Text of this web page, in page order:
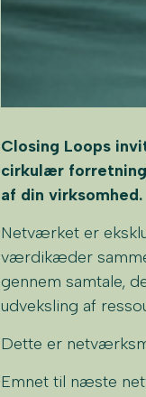
Closing Loops
cirkulær
af din virksomhed.
Netværket er
værdikæder
gennem samtale,
udveksling af
Dette er
Emnet til næste